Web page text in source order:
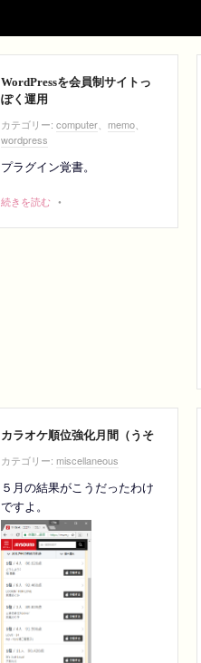
WordPressを会員制サイトっ
ぽく運用
カテゴリー: computer、 memo、
wordpress
プラグイン覚書。
続きを読む •
カラオケ順位強化月間（うそ
カテゴリー: miscellaneous
５月の結果がこうだったわけ
ですよ。